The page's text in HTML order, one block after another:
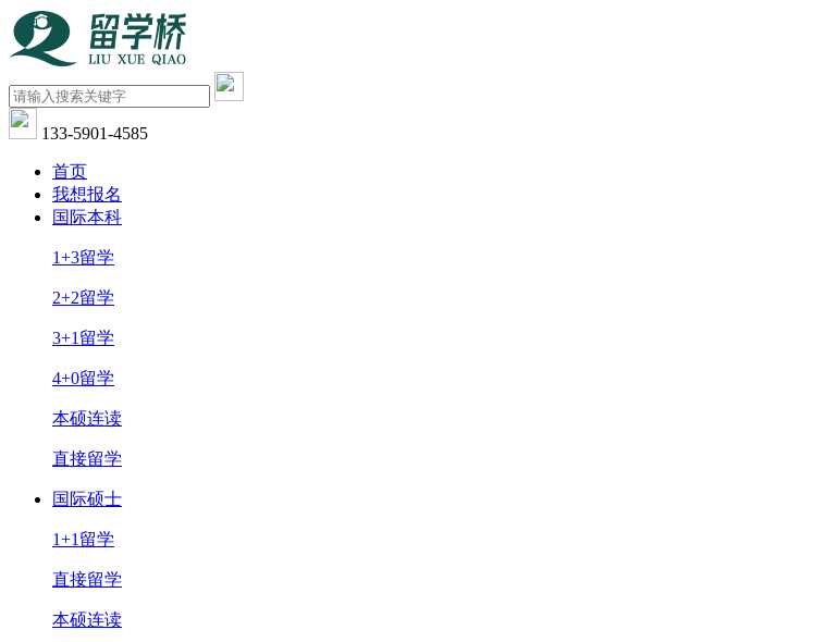
133-5901-4585
首页
我想报名
国际本科
1+3留学
2+2留学
3+1留学
4+0留学
本硕连读
直接留学
国际硕士
1+1留学
直接留学
本硕连读